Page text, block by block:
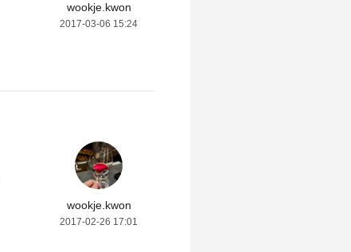
wookje.kwon
2017-03-06 15:24
wookje.kwon
2017-02-26 17:01